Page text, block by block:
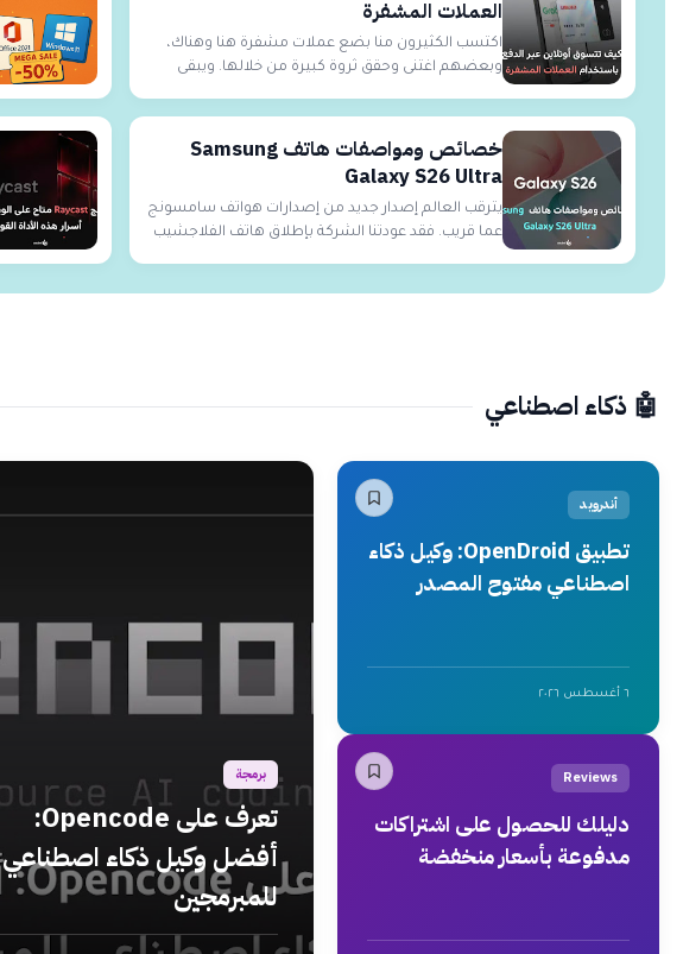
العملات المشفرة
اكتسب الكثيرون منا بضع عملات مشفرة هنا وهناك،
وبعضهم اغتنى وحقق ثروة كبيرة من خلالها. ويبقى
خصائص ومواصفات هاتف Samsung
Galaxy S26 Ultra
يترقب العالم إصدار جديد من إصدارات هواتف سامسونج
عما قريب. فقد عودتنا الشركة بإطلاق هاتف الفلاجشيب
🤖 ذكاء اصطناعي
أندرويد
تطبيق OpenDroid: وكيل ذكاء
اصطناعي مفتوح المصدر
٦ أغسطس ٢٠٢٦
Reviews
دليلك للحصول على اشتراكات
مدفوعة بأسعار منخفضة
برمجة
تعرف على Opencode:
أفضل وكيل ذكاء اصطناعي
للمبرمجين